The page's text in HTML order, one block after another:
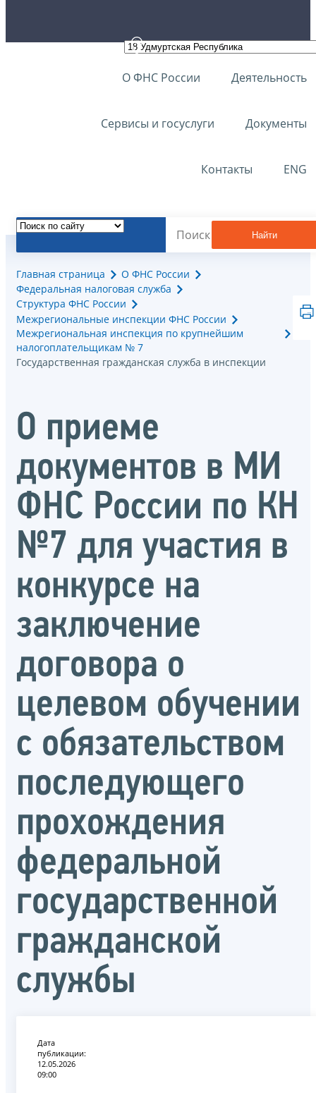
О ФНС России Деятельность
Сервисы и госуслуги Документы
Контакты ENG
Найти
Главная страница
О ФНС России
Федеральная налоговая служба
Структура ФНС России
Межрегиональные инспекции ФНС России
Межрегиональная инспекция по крупнейшим
налогоплательщикам № 7
Государственная гражданская служба в инспекции
О приеме
документов в МИ
ФНС России по КН
№7 для участия в
конкурсе на
заключение
договора о
целевом обучении
с обязательством
последующего
прохождения
федеральной
государственной
гражданской
службы
Дата
публикации:
12.05.2026
09:00